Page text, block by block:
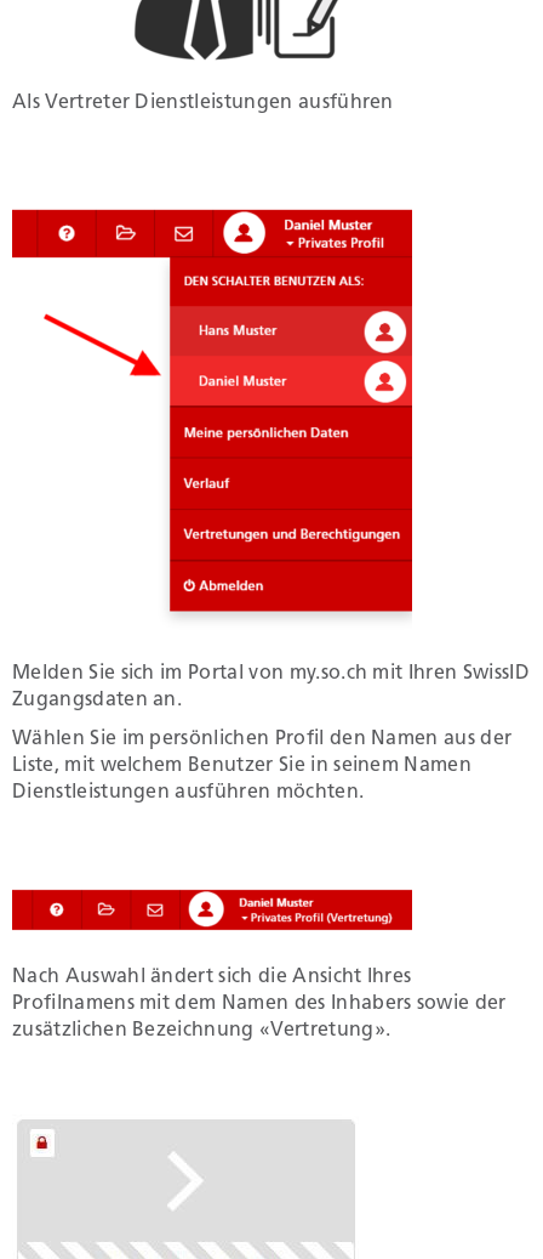
Geld und Steuern
Als Vertreter Dienstleistungen ausführen
Melden Sie sich im Portal von my.so.ch mit Ihren SwissID
Zugangsdaten an.
Wählen Sie im persönlichen Profil den Namen aus der
Liste, mit welchem Benutzer Sie in seinem Namen
Dienstleistungen ausführen möchten.
Nach Auswahl ändert sich die Ansicht Ihres
Profilnamens mit dem Namen des Inhabers sowie der
zusätzlichen Bezeichnung «Vertretung».